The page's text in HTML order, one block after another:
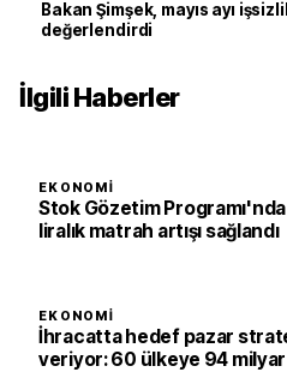
Bakan Şimşek, mayıs ayı
değerlendirdi
İlgili Haberler
EKONOMI
Stok Gözetim
liralık matrah artışı sağlandı
EKONOMI
İhracatta hedef pazar
veriyor: 60 ülkeye 94 milyar